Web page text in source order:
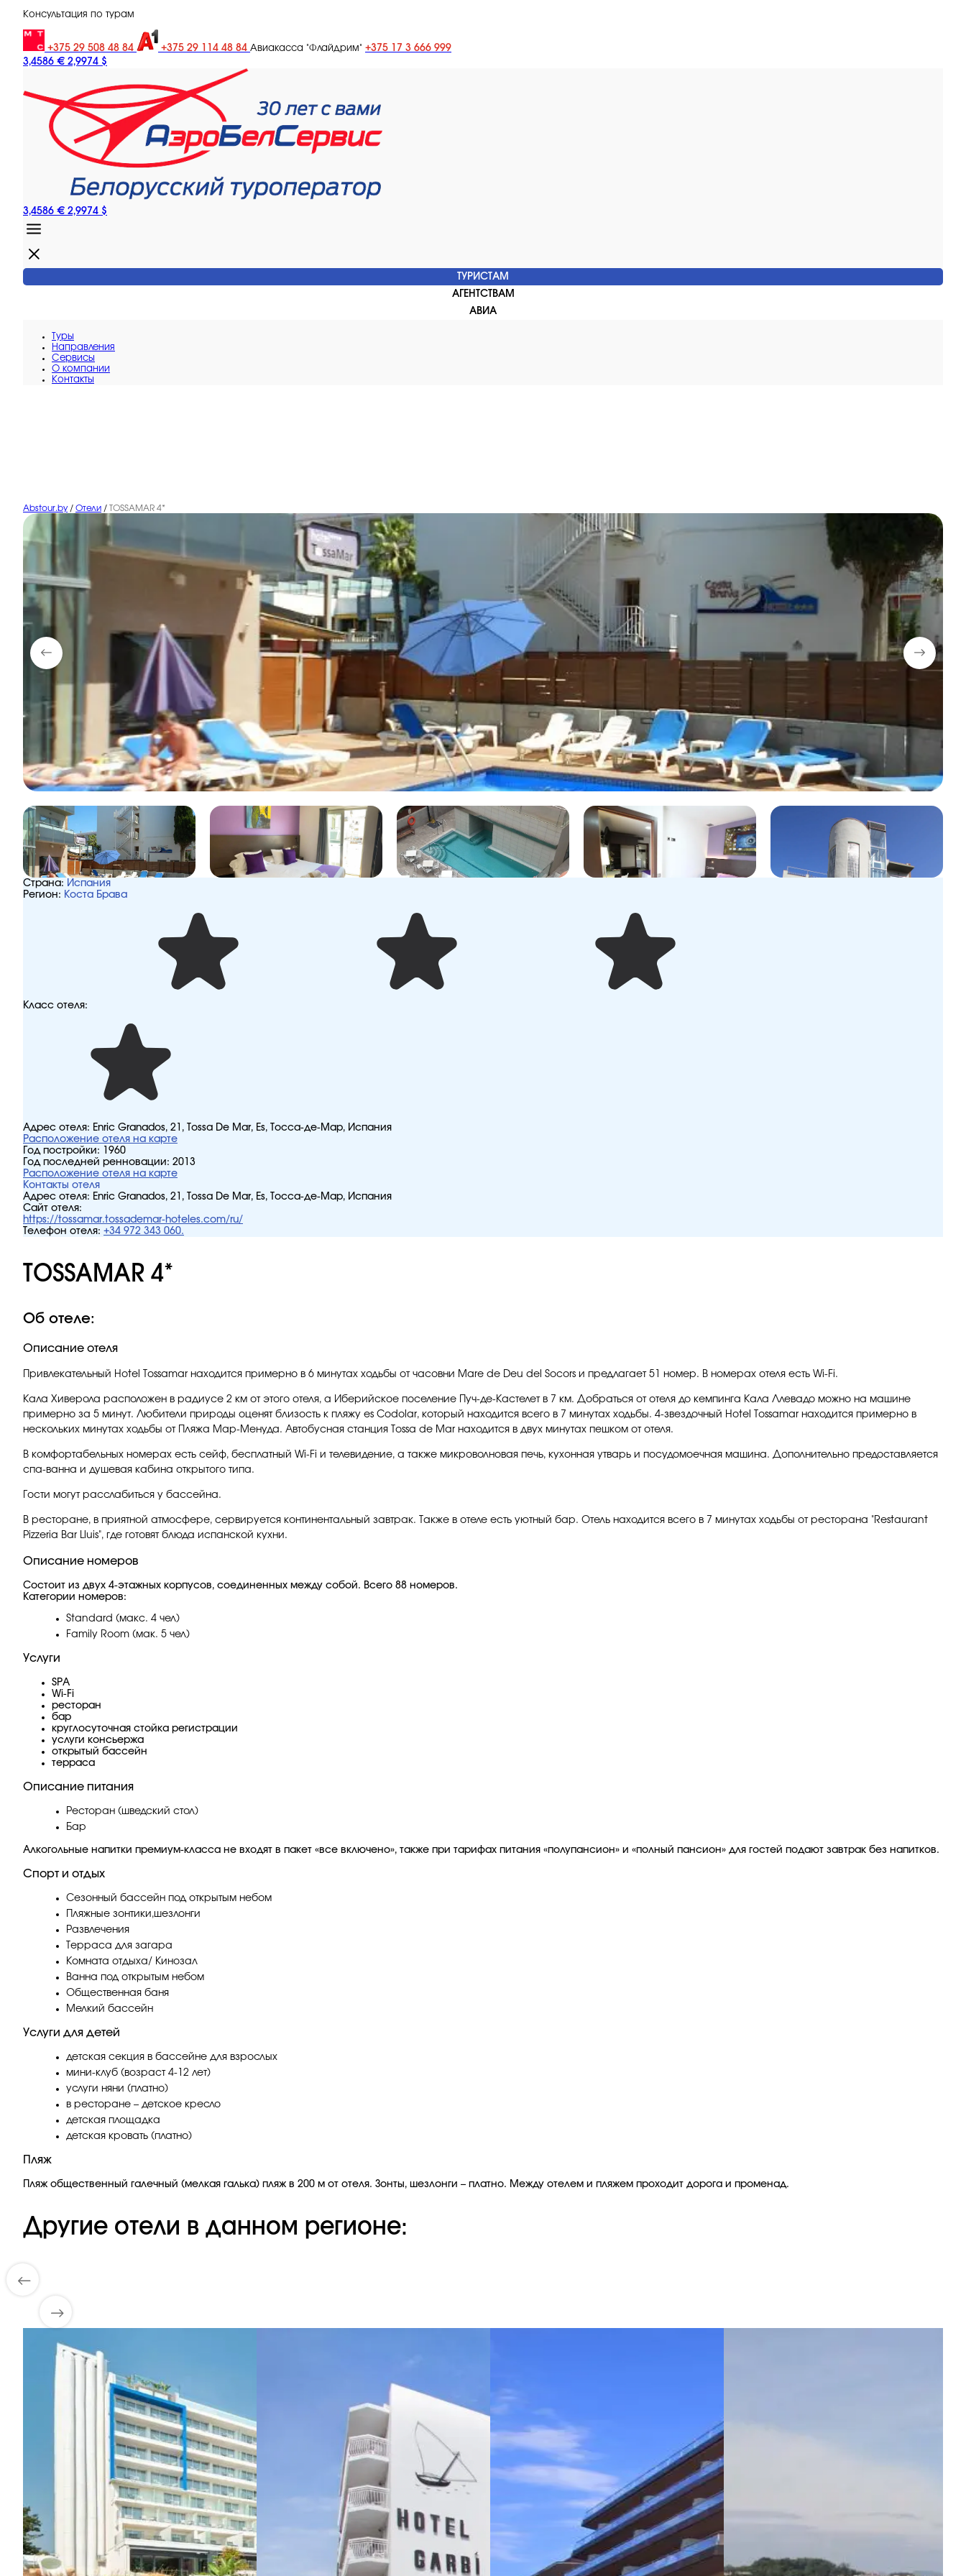
Консультация по турам
+375 29 508 48 84 +375 29 114 48 84 Авиакасса "Флайдрим" +375 17 3 666 999
3,4586 € 2,9974 $
3,4586 € 2,9974 $
ТУРИСТАМ
АГЕНТСТВАМ
АВИА
Туры
Направления
Сервисы
O компании
Контакты
Abstour.by / Отели / TOSSAMAR 4*
Страна: Испания
Регион: Коста Брава
Класс отеля:
Адрес отеля: Enric Granados, 21, Tossa De Mar, Es, Тосса-де-Мар, Испания
Расположение отеля на карте
Год постройки:
1960
Год последней ренновации: 2013
Расположение отеля на карте
Контакты отеля
Адрес отеля: Enric Granados, 21, Tossa De Mar, Es, Тосса-де-Мар, Испания
Сайт отеля:
https://tossamar.tossademar-hoteles.com/ru/
Телефон отеля: +34 972 343 060.
TOSSAMAR 4*
Об отеле:
Описание отеля
Привлекательный Hotel Tossamar находится примерно в 6 минутах ходьбы от часовни Mare de Deu del Socors и предлагает 51 номер. В номерах отеля есть Wi-Fi.
Кала Хиверола расположен в радиусе 2 км от этого отеля, а Иберийское поселение Пуч-де-Кастелет в 7 км. Добраться от отеля до кемпинга Кала Ллевадо можно на машине
примерно за 5 минут. Любители природы оценят близость к пляжу es Codolar, который находится всего в 7 минутах ходьбы. 4-звездочный Hotel Tossamar находится примерно в
нескольких минутах ходьбы от Пляжа Мар-Менуда. Автобусная станция Tossa de Mar находится в двух минутах пешком от отеля.
В комфортабельных номерах есть сейф, бесплатный Wi-Fi и телевидение, а также микроволновая печь, кухонная утварь и посудомоечная машина. Дополнительно предоставляется
спа-ванна и душевая кабина открытого типа.
Гости могут расслабиться у бассейна.
В ресторане, в приятной атмосфере, сервируется континентальный завтрак. Также в отеле есть уютный бар. Отель находится всего в 7 минутах ходьбы от ресторана "Restaurant
Pizzeria Bar Lluis", где готовят блюда испанской кухни.
Описание номеров
Состоит из двух 4-этажных корпусов, соединенных между собой. Всего 88 номеров.
Категории номеров:
Standard (макс. 4 чел)
Family Room (мак. 5 чел)
Услуги
SPA
Wi-Fi
ресторан
бар
круглосуточная стойка регистрации
услуги консьержа
открытый бассейн
терраса
Описание питания
Ресторан (шведский стол)
Бар
Алкогольные напитки премиум-класса не входят в пакет «все включено», также при тарифах питания «полупансион» и «полный пансион» для гостей подают завтрак без напитков.
Спорт и отдых
Сезонный бассейн под открытым небом
Пляжные зонтики,шезлонги
Развлечения
Терраса для загара
Комната отдыха/ Кинозал
Ванна под открытым небом
Общественная баня
Мелкий бассейн
Услуги для детей
детская секция в бассейне для взрослых
мини-клуб (возраст 4-12 лет)
услуги няни (платно)
в ресторане – детское кресло
детская площадка
детская кровать (платно)
Пляж
Пляж общественный галечный (мелкая галька) пляж в 200 м от отеля. Зонты, шезлонги – платно. Между отелем и пляжем проходит дорога и променад.
Другие отели в данном регионе: